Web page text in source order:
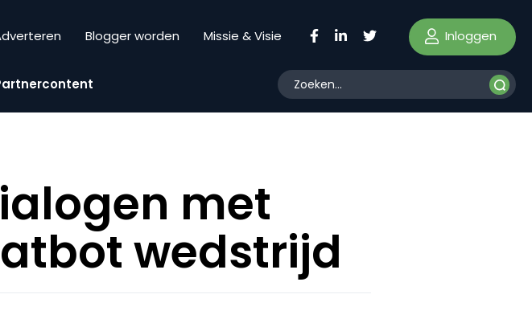
Blogger worden Missie & Visie Inloggen
met
wedstrijd